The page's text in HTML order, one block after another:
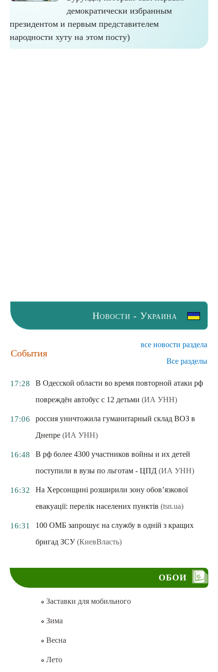
демократически избранным
президентом и первым представителем
народности хуту на этом посту)
Новости - Украина
События
все новости раздела
Все разделы
17:28
В Одесской области во время повторной атаки рф
повреждён автобус с 12 детьми (ИА УНН)
17:06
россия уничтожила гуманитарный склад ВОЗ в
Днепре (ИА УНН)
16:48
В рф более 4300 участников войны и их детей
поступили в вузы по льготам - ЦПД (ИА УНН)
16:32
На Херсонщині розширили зону обов’язкової
евакуації: перелік населених пунктів (tsn.ua)
16:31
100 ОМБ запрошує на службу в одній з кращих
бригад ЗСУ (КиевВласть)
ОБОИ
Заставки для мобильного
Зима
Весна
Лето